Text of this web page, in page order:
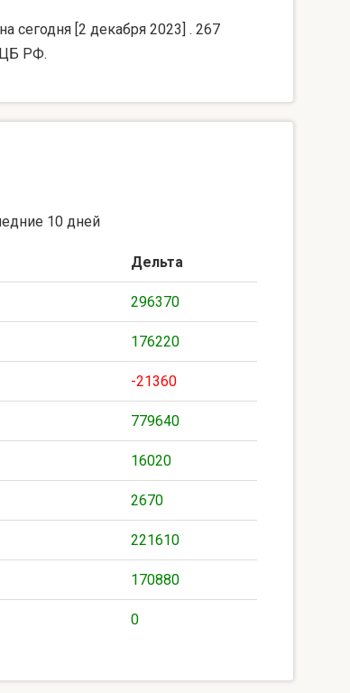
сегодня [2 декабря 2023] . 267
ЦБ РФ.
10 дней
Дельта
296370
176220
-21360
779640
16020
2670
221610
170880
0